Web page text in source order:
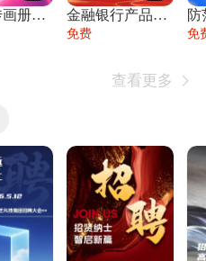
企业宣传画册公司简介产品介绍业务宣传手册 金融银行产品宣传手册企业宣传产品介绍
免费
防
免
查看更多 